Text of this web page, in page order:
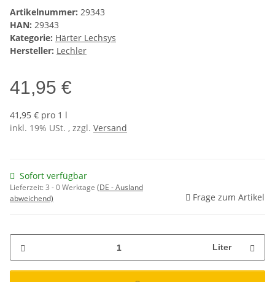
Artikelnummer: 29343
HAN: 29343
Kategorie: Härter Lechsys
Hersteller: Lechler
41,95 €
41,95 € pro 1 l
inkl. 19% USt. , zzgl. Versand
Sofort verfügbar
Lieferzeit:3 - 0 Werktage (DE - Ausland
abweichend)
Frage zum Artikel
Liter